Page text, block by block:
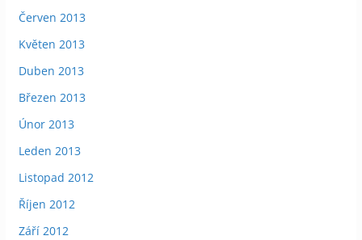
Červen 2013
Květen 2013
Duben 2013
Březen 2013
Únor 2013
Leden 2013
Listopad 2012
Říjen 2012
Září 2012